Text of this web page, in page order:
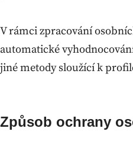
V rámci zpracování
automatické
jiné metody sloužící k
Způsob ochrany